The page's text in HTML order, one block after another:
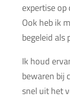
expertise
Ook heb ik
begeleid als
Ik houd
bewaren bij
snel uit het